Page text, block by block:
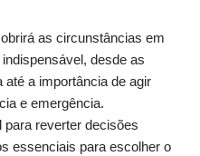
as circunstâncias em
desde as
até a importância de agir
e emergência.
reverter decisões
essenciais para escolher o